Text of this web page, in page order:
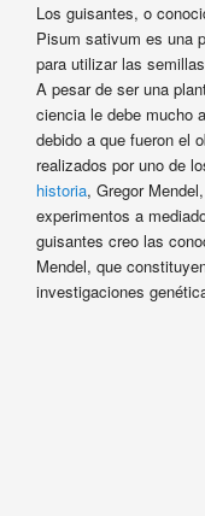
Los guisantes, o
Pisum sativum es una
para utilizar las
A pesar de ser una
ciencia le debe mucho
debido a que fueron el
realizados por uno de
historia, Gregor
experimentos a
guisantes creo las
Mendel, que
investigaciones